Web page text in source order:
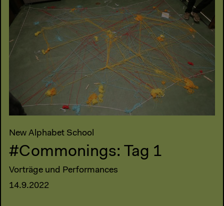
New Alphabet School
#Commonings: Tag 1
Vorträge und Performances
14.9.2022